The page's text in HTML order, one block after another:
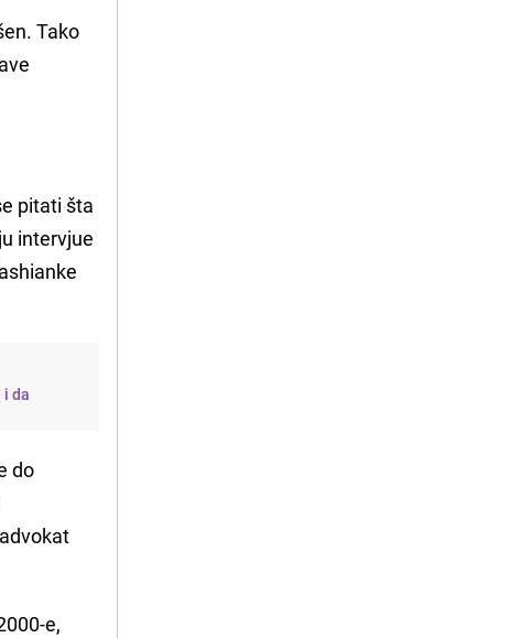
Tako
pitati šta
intervjue
da
do
e,